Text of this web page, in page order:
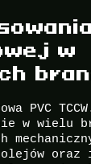
w
PVC
w wielu
oraz